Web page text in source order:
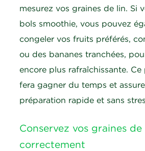
mesurez vos graines de lin. Si
bols smoothie, vous pouvez
congeler vos fruits préférés,
ou des bananes tranchées,
encore plus rafraîchissante.
fera gagner du temps et
préparation rapide et sans
Conservez vos graines de
correctement